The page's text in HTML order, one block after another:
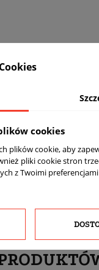
(4 sztuki)
Cookies
cookies
plików cookie, aby
pliki cookie stron
z Twoimi